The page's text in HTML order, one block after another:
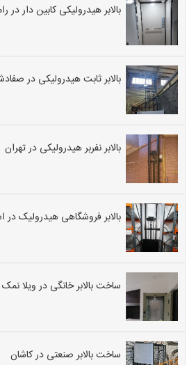
بالابر هیدرولیکی کابین دار در
بالابر ثابت هیدرولیکی در
بالابر نفربر هیدرولیکی در تهران
بالابر فروشگاهی هیدرولیک در
ساخت بالابر خانگی در ویلا نمک
ساخت بالابر صنعتی در کاشان